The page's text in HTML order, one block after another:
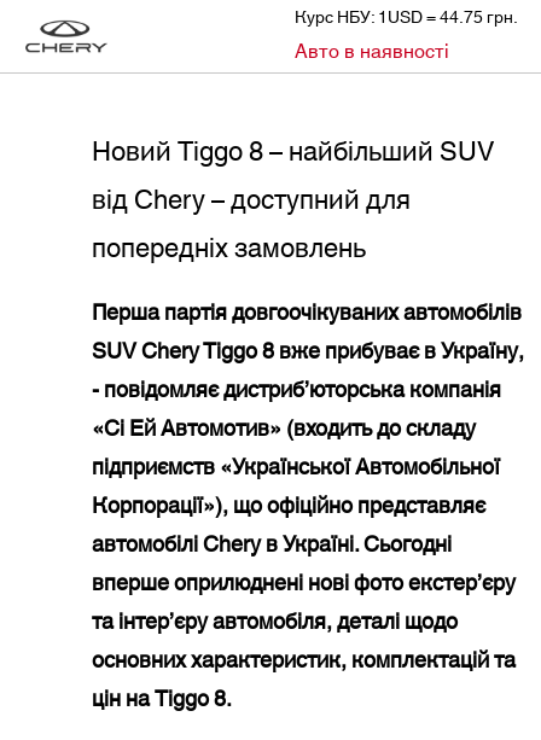
Курс НБУ: 1USD = 44.75 грн.
Авто в наявності
CHERY НОВИЙ TIGGO 8 – НАЙБІЛЬШИЙ SUV ВІД CHERY – ДОСТУПНИЙ ДЛЯ ПОПЕРЕДНІХ ЗАМОВЛЕНЬ
Новий Tiggo 8 – найбільший SUV
від Chery – доступний для
попередніх замовлень
Перша партія довгоочікуваних автомобілів
SUV Chery Tiggo 8 вже прибуває в Україну,
- повідомляє дистриб’юторська компанія
«Сі Ей Автомотив» (входить до складу
підприємств «Української Автомобільної
Корпорації»), що офіційно представляє
автомобілі Chery в Україні. Сьогодні
вперше оприлюднені нові фото екстер’єру
та інтер’єру автомобіля, деталі щодо
основних характеристик, комплектацій та
цін на Tiggo 8.